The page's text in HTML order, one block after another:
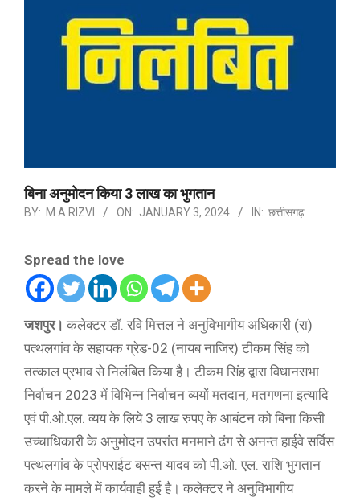
बिना अनुमोदन किया 3 लाख का भुगतान
BY: M A RIZVI ON: JANUARY 3, 2024 IN: छत्तीसगढ़
Spread the love
जशपुर। कलेक्टर डॉ. रवि मित्तल ने अनुविभागीय अधिकारी (रा)
पत्थलगांव के सहायक ग्रेड-02 (नायब नाजिर) टीकम सिंह को
तत्काल प्रभाव से निलंबित किया है। टीकम सिंह द्वारा विधानसभा
निर्वाचन 2023 में विभिन्न निर्वाचन व्ययों मतदान, मतगणना इत्यादि
एवं पी.ओ.एल. व्यय के लिये 3 लाख रुपए के आबंटन को बिना किसी
उच्चाधिकारी के अनुमोदन उपरांत मनमाने ढंग से अनन्त हाईवे सर्विस
पत्थलगांव के प्रोपराईट बसन्त यादव को पी.ओ. एल. राशि भुगतान
करने के मामले में कार्यवाही हुई है। कलेक्टर ने अनुविभागीय